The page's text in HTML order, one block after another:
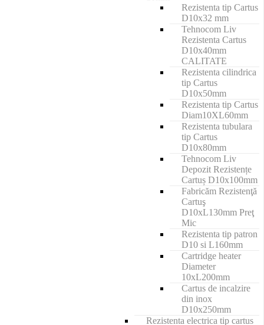
Rezistenta tip Cartus
D10x32 mm
Tehnocom Liv
Rezistenta Cartus
D10x40mm
CALITATE
Rezistenta cilindrica
tip Cartus
D10x50mm
Rezistenta tip Cartus
Diam10XL60mm
Rezistenta tubulara
tip Cartus
D10x80mm
Tehnocom Liv
Depozit Rezistențe
Cartuș D10x100mm
Fabricăm Rezistenţă
Cartuş
D10xL130mm Preţ
Mic
Rezistenta tip patron
D10 si L160mm
Cartridge heater
Diameter
10xL200mm
Cartus de incalzire
din inox
D10x250mm
Rezistenta electrica tip cartus